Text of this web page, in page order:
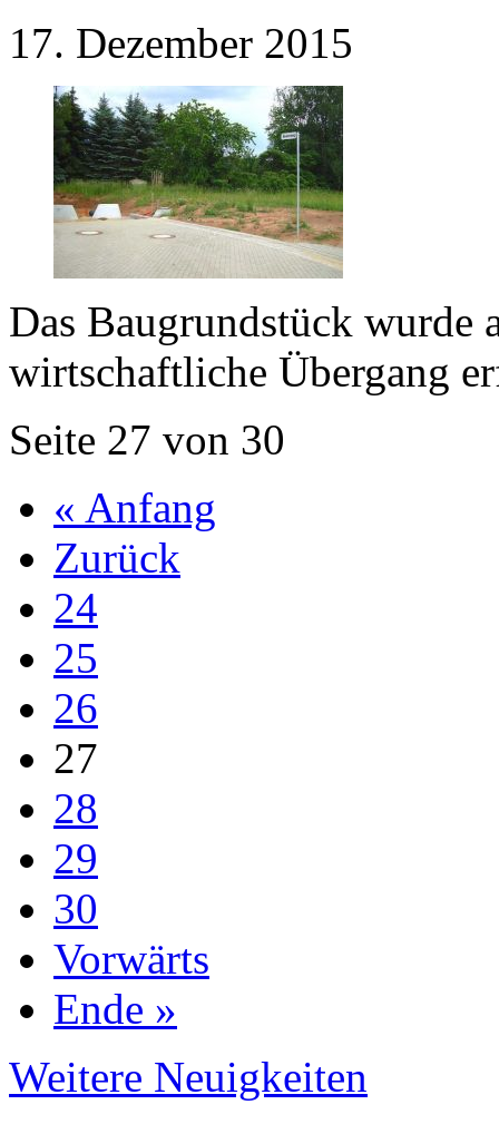
17. Dezember 2015
Das Baugrundstück wurde
wirtschaftliche Übergang
Seite 27 von 30
« Anfang
Zurück
24
25
26
27
28
29
30
Vorwärts
Ende »
Weitere Neuigkeiten